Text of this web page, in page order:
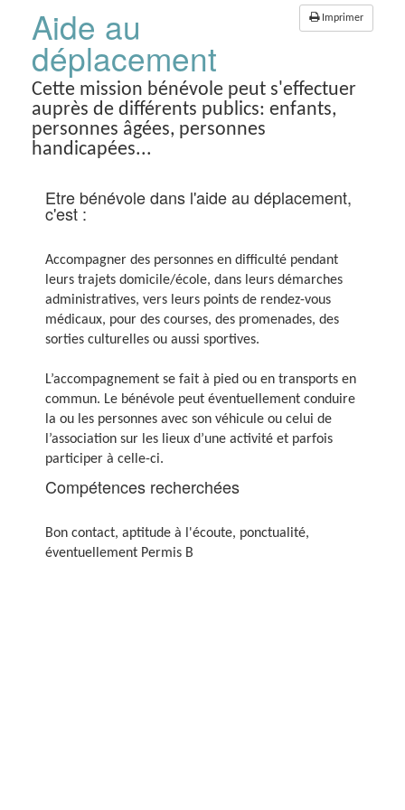
Imprimer
Aide au
déplacement
Cette mission bénévole peut s'effectuer
auprès de différents publics: enfants,
personnes âgées, personnes
handicapées...
Etre bénévole dans l'aide au déplacement,
c'est :
Accompagner des personnes en difficulté pendant
leurs trajets domicile/école, dans leurs démarches
administratives, vers leurs points de rendez-vous
médicaux, pour des courses, des promenades, des
sorties culturelles ou aussi sportives.
L’accompagnement se fait à pied ou en transports en
commun. Le bénévole peut éventuellement conduire
la ou les personnes avec son véhicule ou celui de
l’association sur les lieux d’une activité et parfois
participer à celle-ci.
Compétences recherchées
Bon contact, aptitude à l'écoute, ponctualité,
éventuellement Permis B